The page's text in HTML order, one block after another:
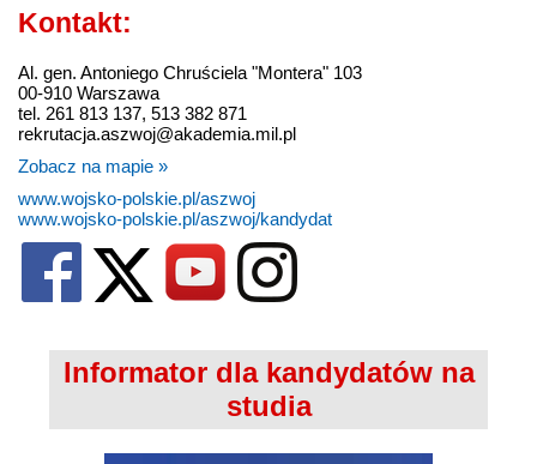
Kontakt:
Al. gen. Antoniego Chruściela "Montera" 103
00-910 Warszawa
tel. 261 813 137, 513 382 871
rekrutacja.aszwoj@akademia.mil.pl
Zobacz na mapie »
www.wojsko-polskie.pl/aszwoj
www.wojsko-polskie.pl/aszwoj/kandydat
Informator dla kandydatów na
studia